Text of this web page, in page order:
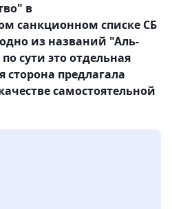
в
санкционном списке СБ
из названий "Аль-
сути это отдельная
сторона предлагала
самостоятельной